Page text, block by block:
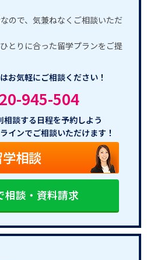
ので、気兼ねなくご相談いただ
とりに合った留学プランをご提
お気軽にご相談ください！
945-504
談する日程を予約しよう
インでご相談いただけます！
相談
相談・資料請求